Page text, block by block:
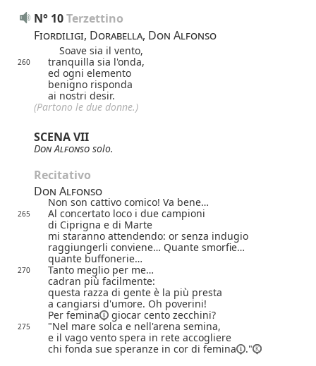
N° 10Terzettino
Fiordiligi, Dorabella, Don Alfonso
Soave sia il vento,
260
tranquilla sia l'onda,
ed ogni elemento
benigno risponda
ai nostri desir.
(Partono le due donne.)
SCENA VII
Don Alfonso solo.
Recitativo
Don Alfonso
Non son cattivo comico! Va bene…
265
Al concertato loco i due campioni
di Ciprigna e di Marte
mi staranno attendendo: or senza indugio
raggiungerli conviene… Quante smorfie…
quante buffonerie…
270
Tanto meglio per me…
cadran più facilmente:
questa razza di gente è la più presta
a cangiarsi d'umore. Oh poverini!
Per femina giocar cento zecchini?
275
"Nel mare solca e nell'arena semina,
e il vago vento spera in rete accogliere
chi fonda sue speranze in cor di femina ."